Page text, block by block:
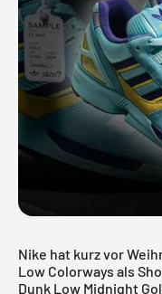
Nike hat kurz vor
Low Colorways als
Dunk Low Midnight